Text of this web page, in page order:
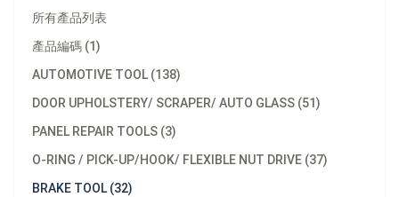
所有產品列表
產品編碼 (1)
AUTOMOTIVE TOOL (138)
DOOR UPHOLSTERY/ SCRAPER/ AUTO GLASS (51)
PANEL REPAIR TOOLS (3)
O-RING / PICK-UP/HOOK/ FLEXIBLE NUT DRIVE (37)
BRAKE TOOL (32)